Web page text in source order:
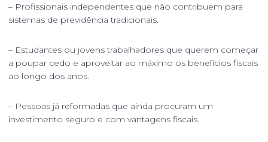
– Profissionais independentes que não contribuem para
sistemas de previdência tradicionais.
– Estudantes ou jovens trabalhadores que querem começar
a poupar cedo e aproveitar ao máximo os benefícios fiscais
ao longo dos anos.
– Pessoas já reformadas que ainda procuram um
investimento seguro e com vantagens fiscais.